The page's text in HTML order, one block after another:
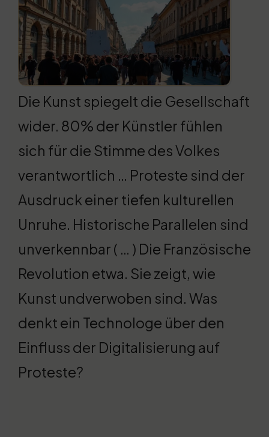
Die Kunst spiegelt die Gesellschaft
wider. 80% der Künstler fühlen
sich für die Stimme des Volkes
verantwortlich … Proteste sind der
Ausdruck einer tiefen kulturellen
Unruhe. Historische Parallelen sind
unverkennbar ( … ) Die Französische
Revolution etwa. Sie zeigt, wie
Kunst undverwoben sind. Was
denkt ein Technologe über den
Einfluss der Digitalisierung auf
Proteste?